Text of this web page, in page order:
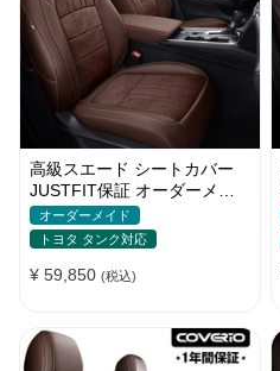
高級スエード シートカバー
JUSTFIT保証 オーダーメイ
ド 6色 防汚防水 オシャレ 全
席
オーダーメイド
トヨタ タンク対応
¥ 59,850 (税込)